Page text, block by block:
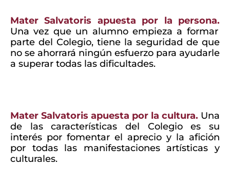
Mater Salvatoris apuesta por la persona.
Una vez que un alumno empieza a formar
parte del Colegio, tiene la seguridad de que
no se ahorrará ningún esfuerzo para ayudarle
a superar todas las dificultades.
Mater Salvatoris apuesta por la cultura. Una
de las características del Colegio es su
interés por fomentar el aprecio y la afición
por todas las manifestaciones artísticas y
culturales.